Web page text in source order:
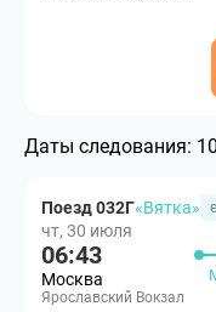
Даты следования:
Поезд 032Г«Вятка»
чт, 30 июля
06:43
Москва
Ярославский Вокзал